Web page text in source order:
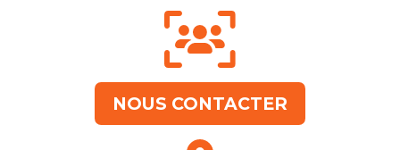
NOUS CONTACTER